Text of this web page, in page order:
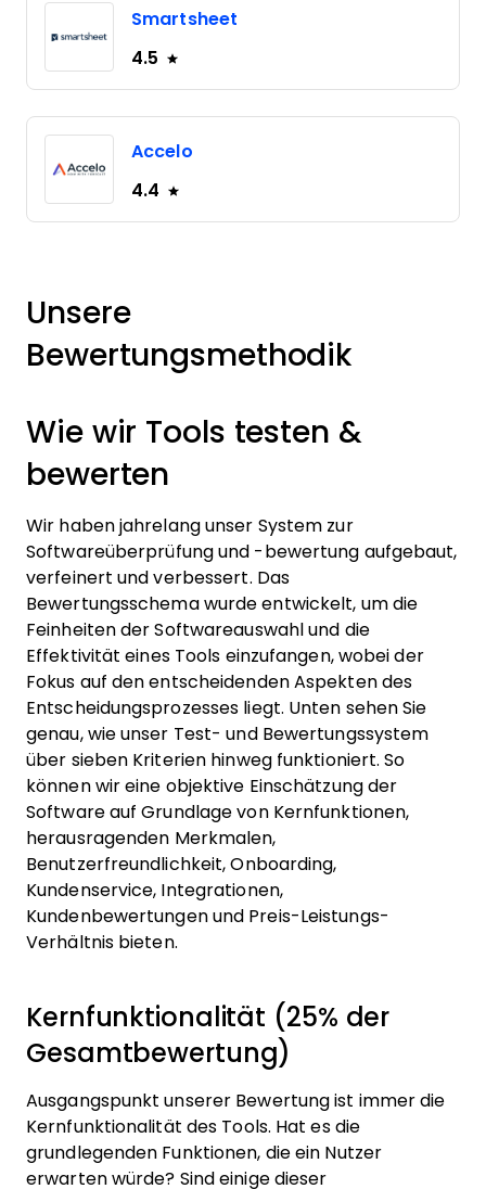
Smartsheet
4.5
Accelo
4.4
Unsere
Bewertungsmethodik
Wie wir Tools testen &
bewerten
Wir haben jahrelang unser System zur
Softwareüberprüfung und -bewertung aufgebaut,
verfeinert und verbessert. Das
Bewertungsschema wurde entwickelt, um die
Feinheiten der Softwareauswahl und die
Effektivität eines Tools einzufangen, wobei der
Fokus auf den entscheidenden Aspekten des
Entscheidungsprozesses liegt. Unten sehen Sie
genau, wie unser Test- und Bewertungssystem
über sieben Kriterien hinweg funktioniert. So
können wir eine objektive Einschätzung der
Software auf Grundlage von Kernfunktionen,
herausragenden Merkmalen,
Benutzerfreundlichkeit, Onboarding,
Kundenservice, Integrationen,
Kundenbewertungen und Preis-Leistungs-
Verhältnis bieten.
Kernfunktionalität (25% der
Gesamtbewertung)
Ausgangspunkt unserer Bewertung ist immer die
Kernfunktionalität des Tools. Hat es die
grundlegenden Funktionen, die ein Nutzer
erwarten würde? Sind einige dieser